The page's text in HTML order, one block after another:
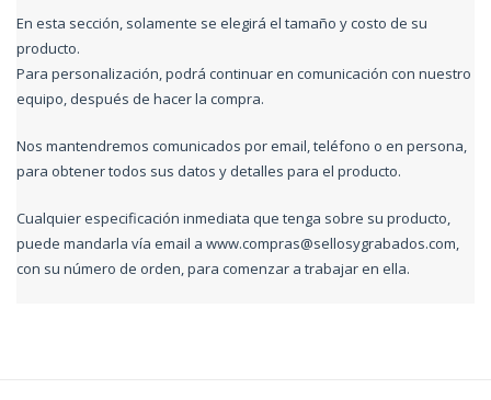
En esta sección, solamente se elegirá el tamaño y costo de su
producto.
Para personalización, podrá continuar en comunicación con nuestro
equipo, después de hacer la compra.
Nos mantendremos comunicados por email, teléfono o en persona,
para obtener todos sus datos y detalles para el producto.
Cualquier especificación inmediata que tenga sobre su producto,
puede mandarla vía email a www.compras@sellosygrabados.com,
con su número de orden, para comenzar a trabajar en ella.